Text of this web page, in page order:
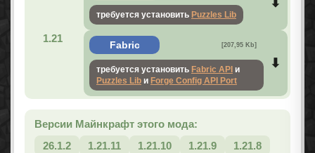
1.21
требуется установить Puzzles Lib
Fabric [207,95 Kb]
требуется установить Fabric API и
Puzzles Lib и Forge Config API Port
Версии Майнкрафт этого мода:
26.1.2
1.21.11 1.21.10 1.21.9
1.21.8